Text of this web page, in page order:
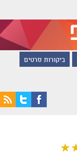
ביקורות סרטים